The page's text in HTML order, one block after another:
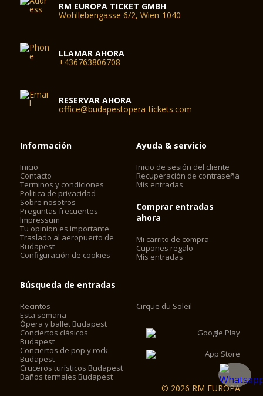
RM EUROPA TICKET GMBH
Wohllebengasse 6/2, Wien-1040
LLAMAR AHORA
+436763806708
RESERVAR AHORA
office@budapestopera-tickets.com
Información
Inicio
Contacto
Terminos y condiciones
Politica de privacidad
Sobre nosotros
Preguntas frecuentes
Impressum
Tu opinion es importante
Traslado al aeropuerto de
Budapest
Configuración de cookies
Ayuda & servicio
Inicio de sesión del cliente
Recuperación de contraseña
Mis entradas
Comprar entradas
ahora
Mi carrito de compra
Cupones regalo
Mis entradas
Búsqueda de entradas
Recintos
Esta semana
Ópera y ballet Budapest
Conciertos clásicos
Budapest
Conciertos de pop y rock
Budapest
Cruceros turísticos Budapest
Baños termales Budapest
Cirque du Soleil
© 2026 RM EUROPA